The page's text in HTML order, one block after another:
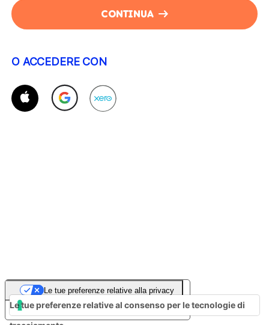
CONTINUA
O ACCEDERE CON
Informativa sulla raccolta
Le tue preferenze relative alla privacy
Le tue preferenze relative al consenso per le tecnologie di